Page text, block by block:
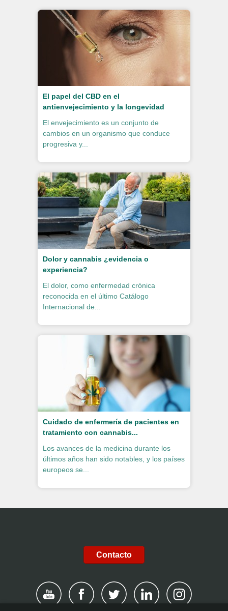
El papel del CBD en el
antienvejecimiento y la longevidad
El envejecimiento es un conjunto de
cambios en un organismo que conduce
progresiva y...
Dolor y cannabis ¿evidencia o
experiencia?
El dolor, como enfermedad crónica
reconocida en el último Catálogo
Internacional de...
Cuidado de enfermería de pacientes en
tratamiento con cannabis...
Los avances de la medicina durante los
últimos años han sido notables, y los países
europeos se...
Contacto